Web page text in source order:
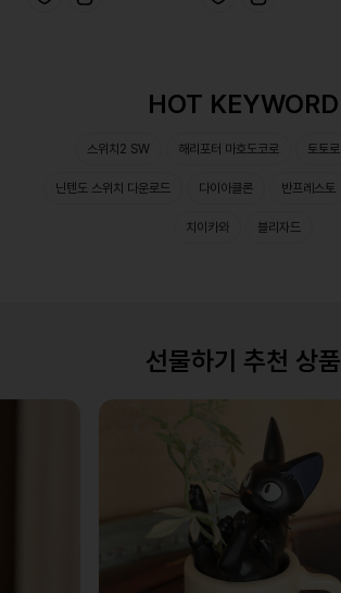
HOT KEYWORD
스위치2 SW 해리포터 마호도코로 토토로
닌텐도 스위치 다운로드 다이아클론 반프레스토
치이카와 블리자드
선물하기 추천 상품